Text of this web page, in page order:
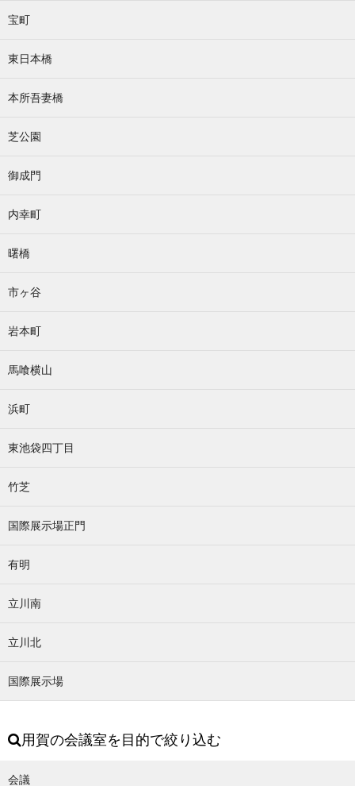
宝町
東日本橋
本所吾妻橋
芝公園
御成門
内幸町
曙橋
市ヶ谷
岩本町
馬喰横山
浜町
東池袋四丁目
竹芝
国際展示場正門
有明
立川南
立川北
国際展示場
用賀の会議室を目的で絞り込む
会議